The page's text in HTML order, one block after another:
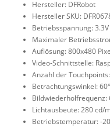
Hersteller: DFRobot
Hersteller SKU:
Betriebsspannung:
Maximaler
Auflösung: 800x480
Video-Schnittstelle:
Anzahl der
Betrachtungswinkel:
Bildwiederholfrequenz:
Lichtausbeute: 280 cd/
Betriebstemperatur: -